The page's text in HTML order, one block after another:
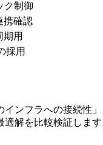
ク制御
携確認
期用
採用
ンフラへの接続性
解を比較検証します